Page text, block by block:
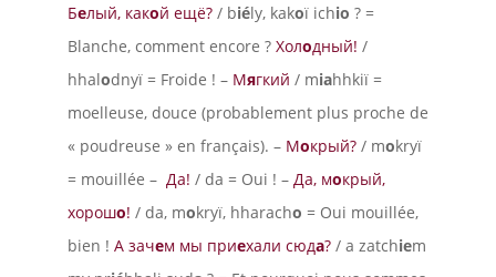
Белый, какой ещё?/ biély, kakoï ichio ? =
Blanche, comment encore ? Холодный! /
hhalodnyï = Froide ! – Мягкий / miahhkiï =
moelleuse, douce (probablement plus proche de
« poudreuse » en français). – Мокрый?/ mokryï
= mouillée – Да! / da = Oui ! –Да, мокрый,
хорошо! / da, mokryï, hharacho = Oui mouillée,
bien ! А зачем мы приехали сюда?/ a zatchiem